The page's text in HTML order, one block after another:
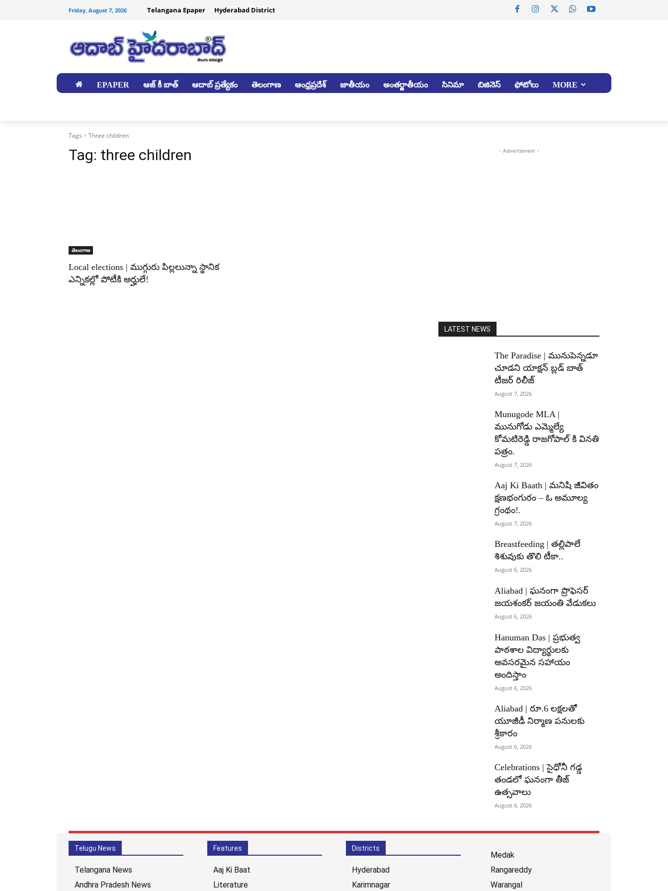
Friday, August 7, 2026 Telangana Epaper Hyderabad District
EPAPER ఆజ్ కీ బాత్ ఆదాబ్ ప్రత్యేకం తెలంగాణ ఆంధ్రప్రదేశ్ జాతీయం అంతర్జాతీయం సినిమా బిజినెస్ ఫోటోలు MORE
Tags Three children
Tag: three children
తెలంగాణ
Local elections | ముగ్గురు పిల్లలున్నా స్థానిక
ఎన్నికల్లో పోటీకి అర్హులే!
- Advertisment -
LATEST NEWS
The Paradise | మునుపెన్నడూ
చూడని యాక్షన్ బ్లడ్ బాత్
టీజర్ రిలీజ్
August 7, 2026
Munugode MLA |
మునుగోడు ఎమ్మెల్యే
కోమటిరెడ్డి రాజగోపాల్ కి వినతి
పత్రం.
August 7, 2026
Aaj Ki Baath | మనిషి జీవితం
క్షణభంగురం – ఓ అమూల్య
గ్రంథం!.
August 7, 2026
Breastfeeding | తల్లిపాలే
శిశువుకు తొలి టీకా..
August 6, 2026
Aliabad | ఘనంగా ప్రొఫెసర్
జయశంకర్ జయంతి వేడుకలు
August 6, 2026
Hanuman Das | ప్రభుత్వ
పాఠశాల విద్యార్థులకు
అవసరమైన సహాయం
అందిస్తాం
August 6, 2026
Aliabad | రూ.6 లక్షలతో
యూజీడీ నిర్మాణ పనులకు
శ్రీకారం
August 6, 2026
Celebrations | సైధోనీ గడ్డ
తండలో ఘనంగా తీజ్
ఉత్సవాలు
August 6, 2026
Telugu News
Telangana News
Andhra Pradesh News
Features
Aaj Ki Baat
Literature
Districts
Hyderabad
Karimnagar
Medak
Rangareddy
Warangal